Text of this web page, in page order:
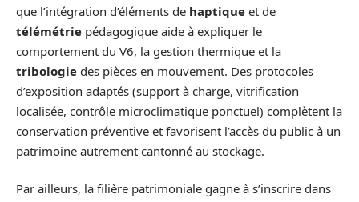
que l’intégration d’éléments de haptique et de
télémétrie pédagogique aide à expliquer le
comportement du V6, la gestion thermique et la
tribologie des pièces en mouvement. Des protocoles
d’exposition adaptés (support à charge, vitrification
localisée, contrôle microclimatique ponctuel) complètent la
conservation préventive et favorisent l’accès du public à un
patrimoine autrement cantonné au stockage.
Par ailleurs, la filière patrimoniale gagne à s’inscrire dans